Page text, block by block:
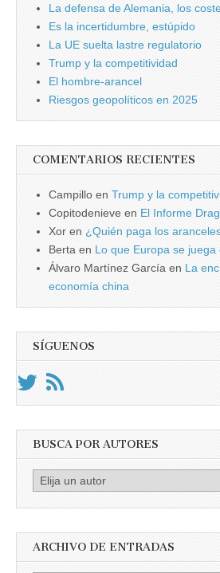
La defensa de Alemania, los
Es la incertidumbre, estúpido
La UE suelta lastre regulatorio
Trump y la competitividad
El hombre-arancel
Riesgos geopolíticos en 2025
COMENTARIOS RECIENTES
Campillo en Trump y la
Copitodenieve en El Informe
Xor en ¿Quién paga los
Berta en Lo que Europa se juega
Álvaro Martínez García en La
economía china
SÍGUENOS
BUSCA POR AUTORES
Busca
ARCHIVO DE ENTRADAS